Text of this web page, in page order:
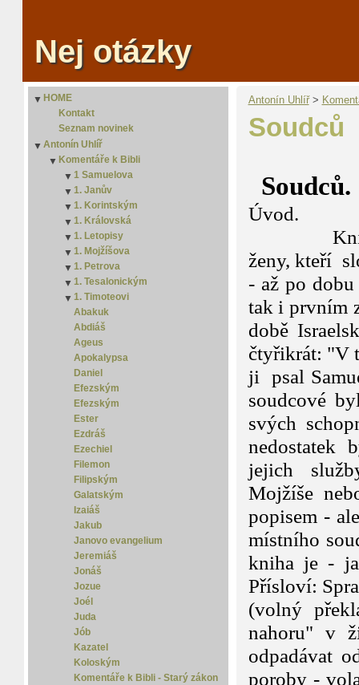
Nej otázky
▼ HOME
Kontakt
Seznam novinek
▼ Antonín Uhlíř
▼ Komentáře k Bibli
▼ 1 Samuelova
2. Samuelova
▼ 1. Janův
2. Janův
3. Janův
▼ 1. Korintským
2. Korintským
▼ 1. Královská
2. Královská
▼ 1. Letopisy
2. Letopisy
▼ 1. Mojžíšova
2. Mojžíšova
3. Mojžíšova
4. Mojžíšova
5 Mojžíšova
▼ 1. Petrova
2. Petrova
▼ 1. Tesalonickým
2. Tesalonickým
▼ 1. Timoteovi
2. Timoteovi
Abakuk
Abdiáš
Ageus
Apokalypsa
Daniel
Efezským
Efezským
Ester
Ezdráš
Ezechiel
Filemon
Filipským
Galatským
Izaiáš
Jakub
Janovo evangelium
Jeremiáš
Jonáš
Jozue
Joél
Juda
Jób
Kazatel
Koloským
Komentáře k Bibli - Starý zákon
Antonín Uhlíř‎ > ‎
Soudců
Soudců.
Úvod.
Kniha
ženy, kteří
- až po
tak i prvním
době
čtyřikrát: "V
ji psal
soudcové
svých
nedostatek
jejich
Mojžíše
popisem -
místního
kniha je -
Přísloví:
(volný
nahoru" v
odpadávat
poroby -